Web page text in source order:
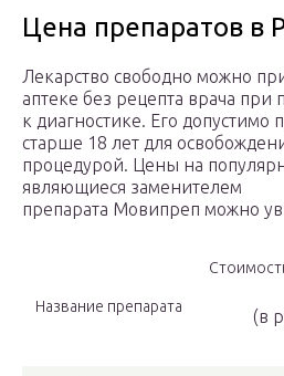
Цена препаратов в
Лекарство свободно можно
аптеке без рецепта врача при
к диагностике. Его допустимо
старше 18 лет для
процедурой. Цены на
являющиеся заменителем
препарата Мовипреп можно
Название препарата (в